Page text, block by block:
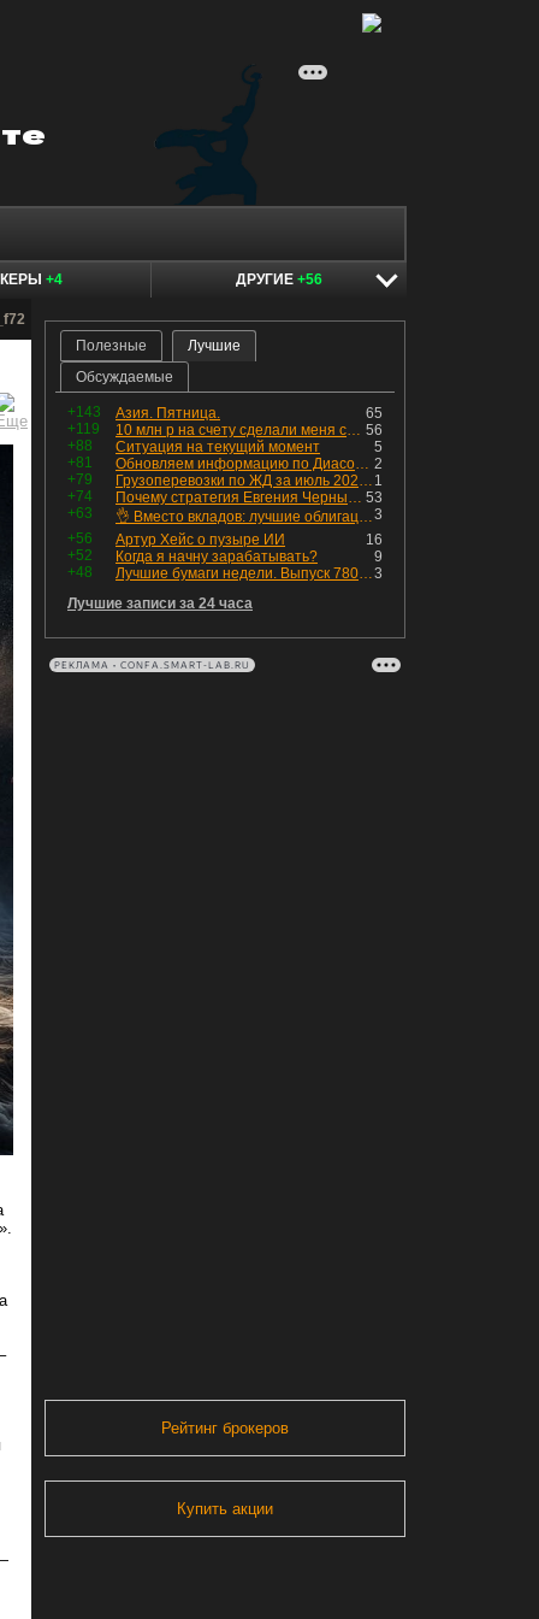
+4 ДРУГИЕ +56
Полезные
Лучшие
Обсуждаемые
+143 65
Азия. Пятница.
+119
56
10 млн р на счету сделали меня счастливым? Ожидание vs Реальность!
+88
5
Ситуация на текущий момент
+81
2
Обновляем информацию по Диасофту: дивиденды и выкуп
+79
1
Грузоперевозки по ЖД за июль 2026 г. — четвёртый месяц подряд роста, чёрные металлы на уровне прошлого года, а каменный уголь в плюсе.
+74
53
Почему стратегия Евгения Черных приведет вас к убыткам в 2026 году
+63
3
👌 Вместо вкладов: лучшие облигации — только супер надёжные
+56
16
Артур Хейс о пузыре ИИ
+52
9
Когда я начну зарабатывать?
+48
3
Лучшие бумаги недели. Выпуск 780 – обновления для пятницы
Лучшие записи за 24 часа
РЕКЛАМА • CONFA.SMART-LAB.RU
Рейтинг брокеров
Купить акции